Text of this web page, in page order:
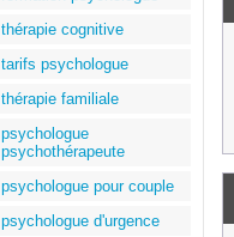
thérapie cognitive
tarifs psychologue
thérapie familiale
psychologue
psychothérapeute
psychologue pour couple
psychologue d'urgence